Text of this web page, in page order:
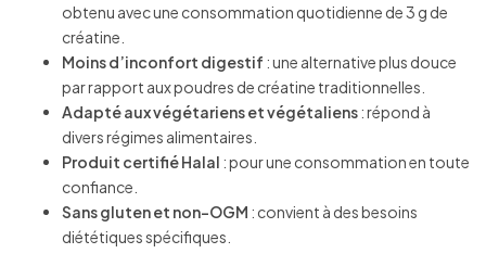
obtenu avec une consommation quotidienne de 3 g de
créatine.
Moins d’inconfort digestif : une alternative plus douce
par rapport aux poudres de créatine traditionnelles.
Adapté aux végétariens et végétaliens: répond à
divers régimes alimentaires.
Produit certifié Halal : pour une consommation en toute
confiance.
Sans gluten et non-OGM : convient à des besoins
diététiques spécifiques.